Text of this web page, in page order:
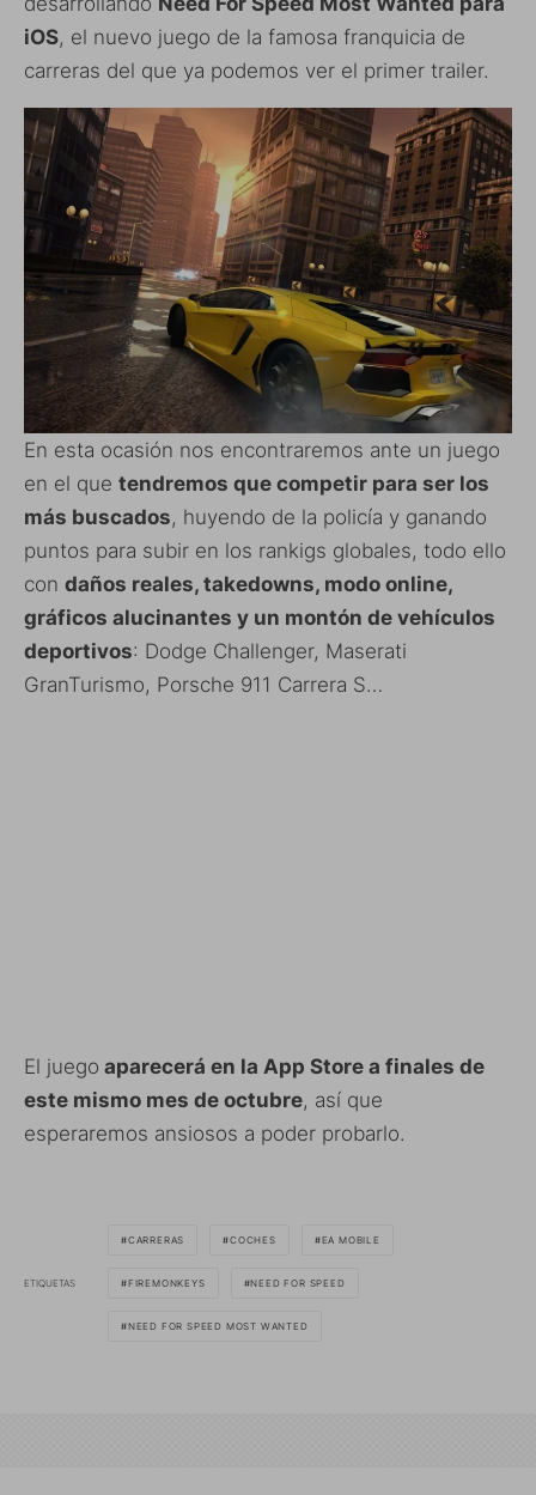
iOS, el nuevo juego de la famosa franquicia de
carreras del que ya podemos ver el primer trailer.
En esta ocasión nos encontraremos ante un juego
en el que tendremos que competir para ser los
más buscados, huyendo de la policía y ganando
puntos para subir en los rankigs globales, todo ello
con daños reales, takedowns, modo online,
gráficos alucinantes y un montón de vehículos
deportivos: Dodge Challenger, Maserati
GranTurismo, Porsche 911 Carrera S…
El juego aparecerá en la App Store a finales de
este mismo mes de octubre, así que
esperaremos ansiosos a poder probarlo.
ETIQUETAS
CARRERAS COCHES EA MOBILE
FIREMONKEYS NEED FOR SPEED
NEED FOR SPEED MOST WANTED